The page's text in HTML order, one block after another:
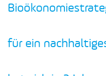
für ein